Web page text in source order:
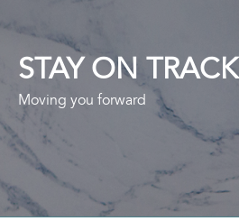
STAY ON TRACK
Moving you forward